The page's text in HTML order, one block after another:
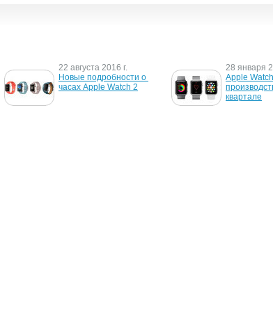
22 августа 2016 г.
Новые подробности о
часах Apple Watch 2
28 января
Apple
квартале